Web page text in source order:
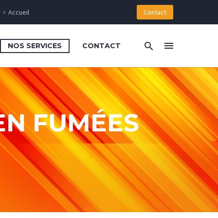
Accueil Contact
NOS SERVICES CONTACT
FUMÉES